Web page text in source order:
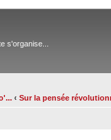
s'organise...
‹ Sur la pensée